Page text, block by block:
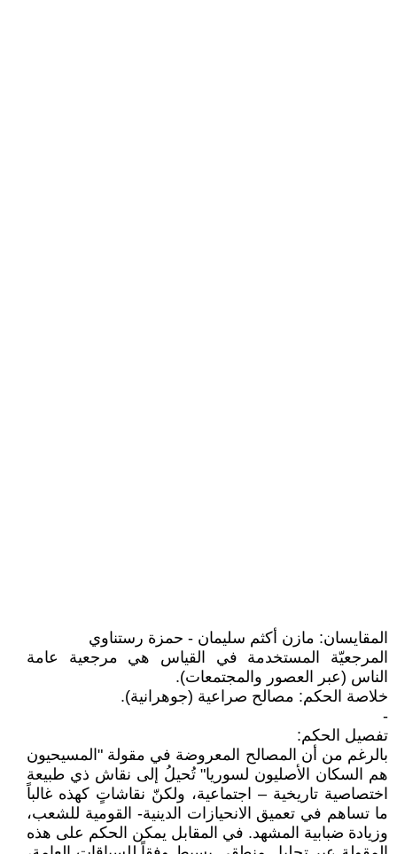
المقايسان: مازن أكثم سليمان - حمزة رستناوي
المرجعيّة المستخدمة في القياس هي مرجعية عامة
الناس (عبر العصور والمجتمعات).
خلاصة الحكم: مصالح صراعية (جوهرانية).
-
تفصيل الحكم:
بالرغم من أن المصالح المعروضة في مقولة "المسيحيون
هم السكان الأصليون لسوريا" تُحيلُ إلى نقاش ذي طبيعة
اختصاصية تاريخية – اجتماعية، ولكنّ نقاشاتٍ كهذه غالباً
ما تساهم في تعميق الانحيازات الدينية- القومية للشعب،
وزيادة ضبابية المشهد. في المقابل يمكن الحكم على هذه